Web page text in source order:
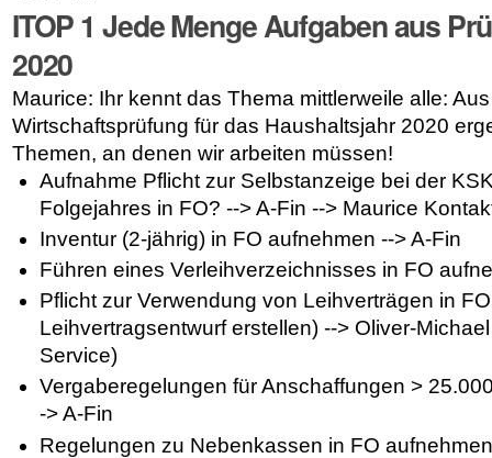
ITOP1 Jede Menge Aufgaben aus
2020
Maurice: Ihr kennt das Thema mittlerweile alle:
Wirtschaftsprüfung für das Haushaltsjahr 2020
Themen, an denen wir arbeiten müssen!
Aufnahme Pflicht zur Selbstanzeige bei der
Folgejahres in FO? --> A-Fin --> Maurice
Inventur (2-jährig) in FO aufnehmen --> A-Fin
Führen eines Verleihverzeichnisses in FO
Pflicht zur Verwendung von Leihverträgen in
Leihvertragsentwurf erstellen) --> Oliver-
Service)
Vergaberegelungen für Anschaffungen >
-> A-Fin
Regelungen zu Nebenkassen in FO